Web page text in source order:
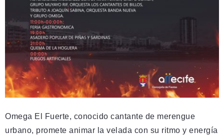
Omega El Fuerte, conocido cantante de merengue
urbano, promete animar la velada con su ritmo y energía